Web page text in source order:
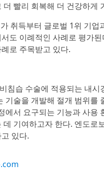
빨리 회복해 더 건강하
취득부터 글로벌 1위 기
도 이례적인 사례로 평가
로 주목받고 있다.
침습 수술에 적용되는 내
기술을 개발해 절개 범위
에서 요구되는 기능과 사
기여하고자 한다. 엔도
있다.